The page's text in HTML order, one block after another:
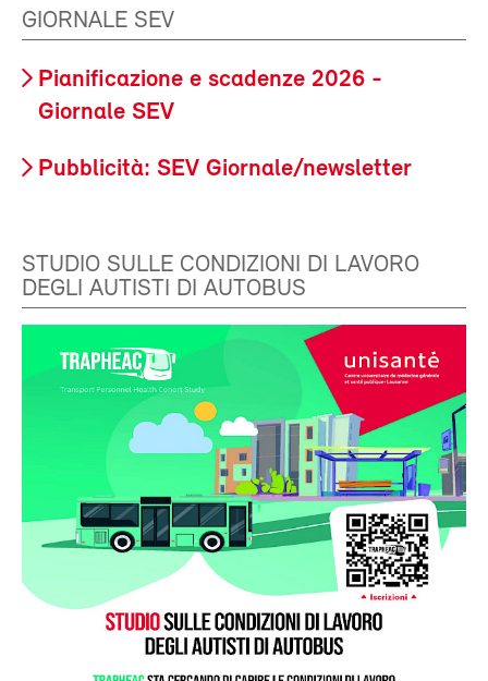
GIORNALE SEV
Pianificazione e scadenze 2026 -
Giornale SEV
Pubblicità: SEV Giornale/newsletter
STUDIO SULLE CONDIZIONI DI LAVORO
DEGLI AUTISTI DI AUTOBUS